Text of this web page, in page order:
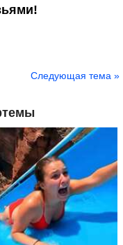
Следующая тема »